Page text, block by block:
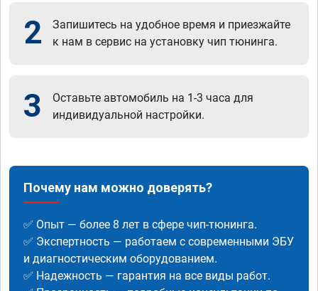
2
Запишитесь на удобное время и приезжайте
к нам в сервис на установку чип тюнинга.
3
Оставьте автомобиль на 1-3 часа для
индивидуальной настройки.
Почему нам можно доверять?
✅ Опыт — более 8 лет в сфере чип-тюнинга.
✅ Экспертность — работаем с современными ЭБУ
и диагностическим оборудованием.
✅ Надежность — гарантия на все виды работ.